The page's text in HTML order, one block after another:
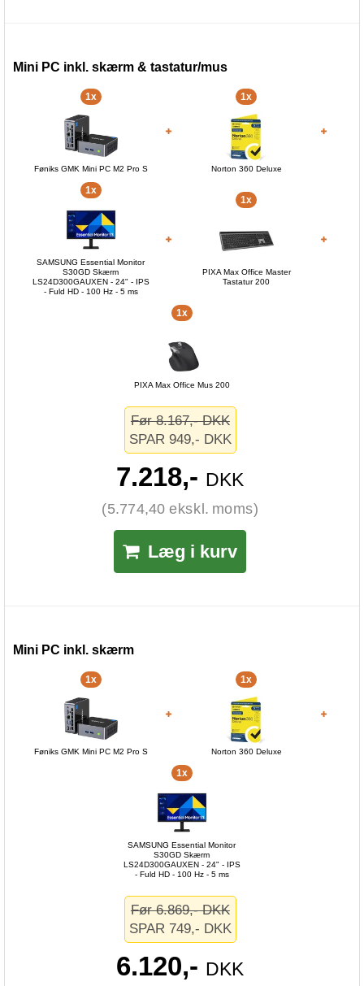
Mini PC inkl. skærm & tastatur/mus
1x
Føniks GMK Mini PC M2 Pro S
1x
Norton 360 Deluxe
1x
SAMSUNG Essential Monitor
S30GD Skærm
LS24D300GAUXEN - 24" - IPS
- Fuld HD - 100 Hz - 5 ms
1x
PIXA Max Office Master
Tastatur 200
1x
PIXA Max Office Mus 200
Før 8.167,- DKK
SPAR 949,- DKK
7.218,- DKK
(5.774,40 ekskl. moms)
Læg i kurv
Mini PC inkl. skærm
1x
Føniks GMK Mini PC M2 Pro S
1x
Norton 360 Deluxe
1x
SAMSUNG Essential Monitor
S30GD Skærm
LS24D300GAUXEN - 24" - IPS
- Fuld HD - 100 Hz - 5 ms
Før 6.869,- DKK
SPAR 749,- DKK
6.120,- DKK